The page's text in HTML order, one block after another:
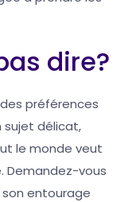
dire?
préférences
sujet délicat,
le monde veut
vous
entourage